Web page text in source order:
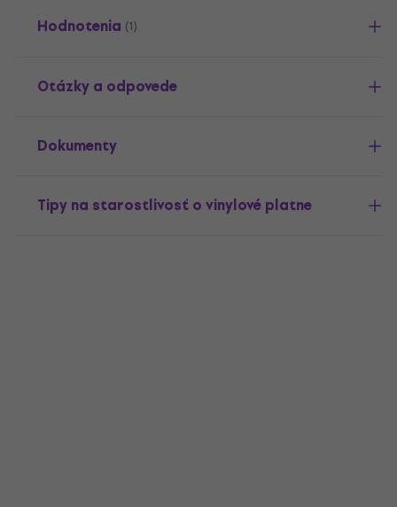
Hodnotenia (1)
Otázky a odpovede
Dokumenty
Tipy na starostlivosť o vinylové platne